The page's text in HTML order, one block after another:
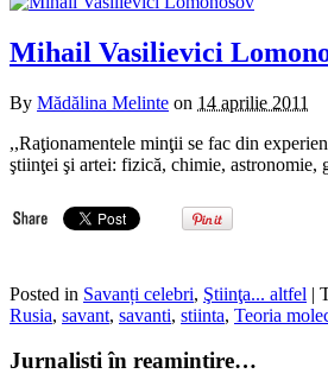
Mihail Vasilievici
By Mădălina Melinte on 14 aprilie 2011
,,Raţionamentele minţii se fac din
ştiinţei şi artei: fizică, chimie,
Posted in Savanți celebri, Ştiinţa... altfel |
Rusia, savant, savanti, stiinta, Teoria
Jurnalisti în reamintire…